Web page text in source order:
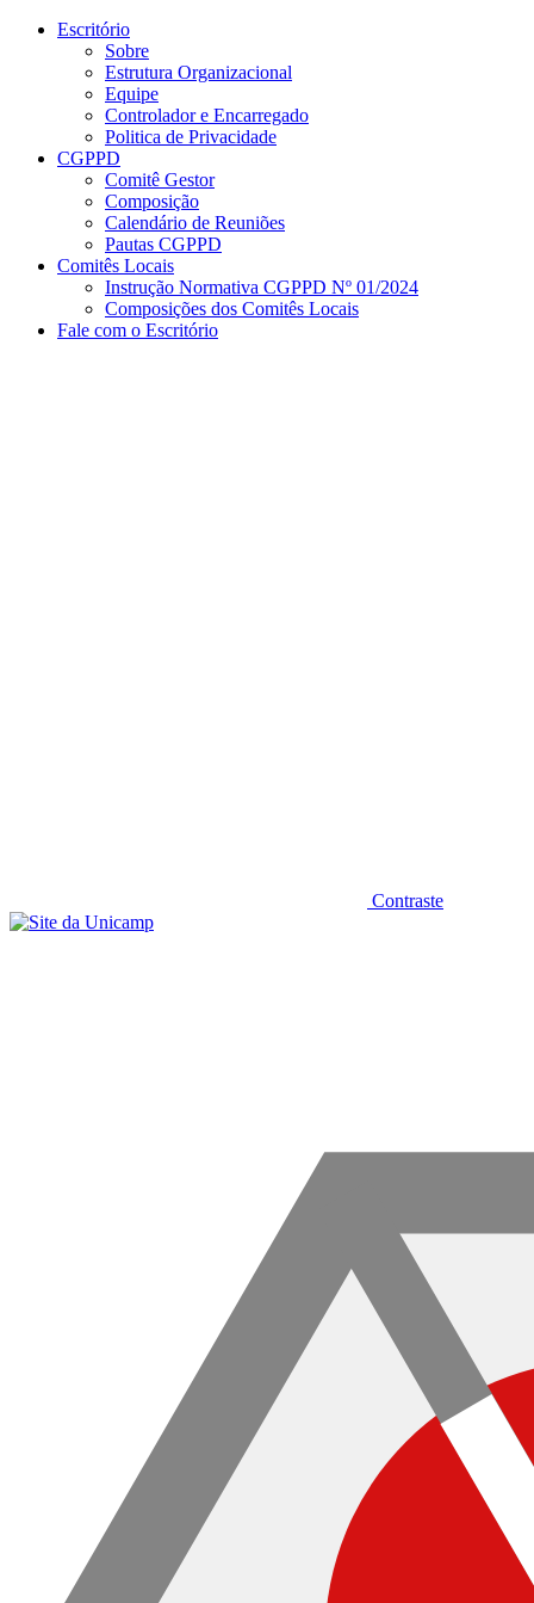
Conteúdo principal
Escritório
Sobre
Estrutura Organizacional
Equipe
Controlador e Encarregado
Politica de Privacidade
CGPPD
Comitê Gestor
Composição
Calendário de Reuniões
Pautas CGPPD
Comitês Locais
Instrução Normativa CGPPD Nº 01/2024
Composições dos Comitês Locais
Fale com o Escritório
Contraste